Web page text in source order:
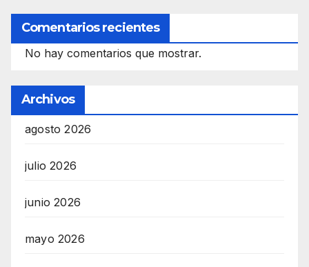
Comentarios recientes
No hay comentarios que mostrar.
Archivos
agosto 2026
julio 2026
junio 2026
mayo 2026